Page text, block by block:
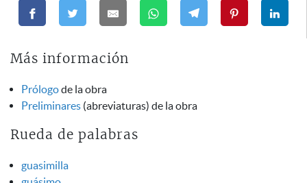
Más información
Prólogode la obra
Preliminares (abreviaturas) de la obra
Rueda de palabras
guasimilla